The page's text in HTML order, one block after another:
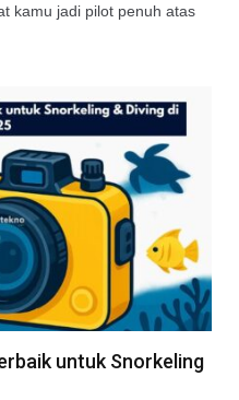
kamu jadi pilot penuh atas
untuk Snorkeling